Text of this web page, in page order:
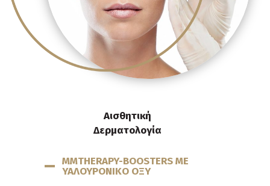
Αισθητική
Δερματολογία
MMTHERAPY-BOOSTERS ΜΕ
ΥΑΛΟΥΡΟΝΙΚO ΟΞY